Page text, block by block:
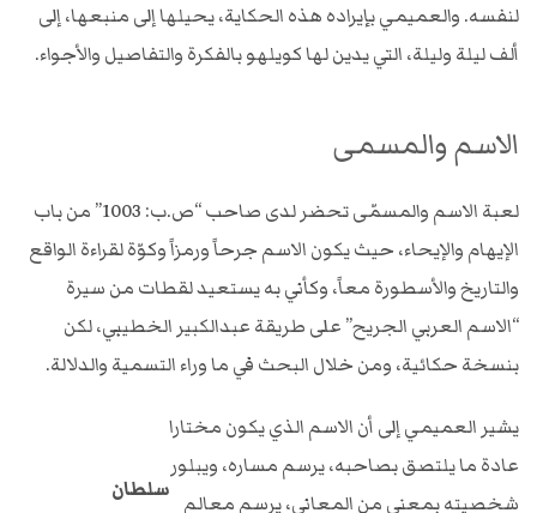
لنفسه. والعميمي بإيراده هذه الحكاية، يحيلها إلى منبعها، إلى
ألف ليلة وليلة، التي يدين لها كويلهو بالفكرة والتفاصيل والأجواء.
الاسم والمسمى
لعبة الاسم والمسمّى تحضر لدى صاحب “ص.ب: 1003” من باب
الإيهام والإيحاء، حيث يكون الاسم جرحاً ورمزاً وكوّة لقراءة الواقع
والتاريخ والأسطورة معاً، وكأني به يستعيد لقطات من سيرة
“الاسم العربي الجريح” على طريقة عبدالكبير الخطيبي، لكن
بنسخة حكائية، ومن خلال البحث في ما وراء التسمية والدلالة.
سلطان
يشير العميمي إلى أن الاسم الذي يكون مختارا
عادة ما يلتصق بصاحبه، يرسم مساره، ويبلور
شخصيته بمعنى من المعاني، يرسم معالم